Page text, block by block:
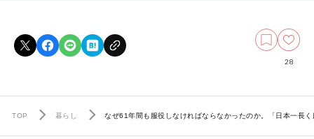
28
TOP 暮らし なぜ61年間も服役しなければならなかったのか。「日本一長